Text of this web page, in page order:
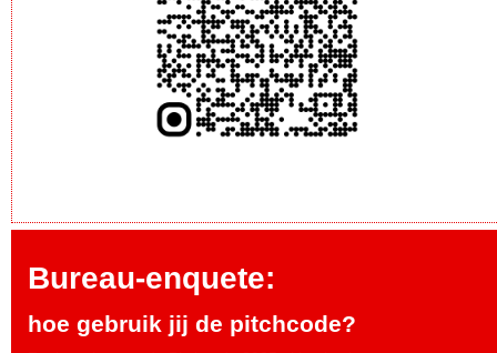
Bureau-enquete:
hoe gebruik jij de pitchcode?